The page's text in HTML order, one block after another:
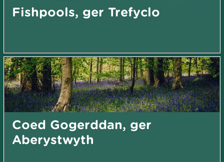
Fishpools, ger Trefyclo
Coed Gogerddan, ger
Aberystwyth